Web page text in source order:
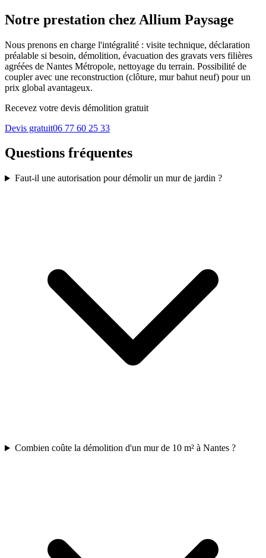
Notre prestation chez Allium Paysage
Nous prenons en charge l'intégralité : visite technique, déclaration
préalable si besoin, démolition, évacuation des gravats vers filières
agréées de Nantes Métropole, nettoyage du terrain. Possibilité de
coupler avec une reconstruction (clôture, mur bahut neuf) pour un
prix global avantageux.
Recevez votre devis démolition gratuit
Devis gratuit06 77 60 25 33
Questions fréquentes
Faut-il une autorisation pour démolir un mur de jardin ?
Combien coûte la démolition d'un mur de 10 m² à Nantes ?